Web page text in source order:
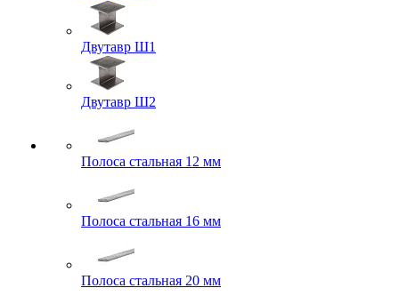
Двутавр Ш1
Двутавр Ш2
Полоса стальная 12 мм
Полоса стальная 16 мм
Полоса стальная 20 мм